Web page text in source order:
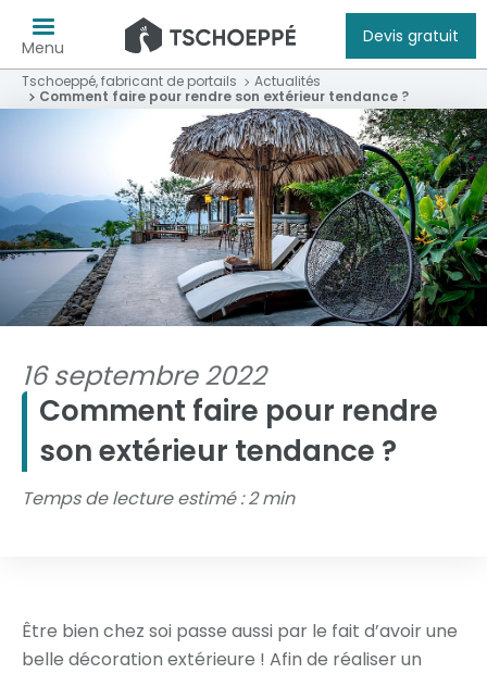
Menu
Devis gratuit
Tschoeppé, fabricant de portails
Actualités
Comment faire pour rendre son extérieur tendance ?
16 septembre 2022
Comment faire pour rendre
son extérieur tendance ?
Temps de lecture estimé : 2 min
Être bien chez soi passe aussi par le fait d’avoir une
belle décoration extérieure ! Afin de réaliser un